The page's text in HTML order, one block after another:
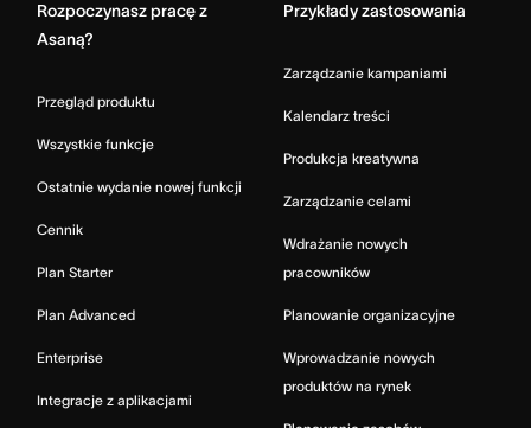
Rozpoczynasz pracę z
Asaną?
Przegląd produktu
Wszystkie funkcje
Ostatnie wydanie nowej funkcji
Cennik
Plan Starter
Plan Advanced
Enterprise
Integracje z aplikacjami
Przykłady zastosowania
Zarządzanie kampaniami
Kalendarz treści
Produkcja kreatywna
Zarządzanie celami
Wdrażanie nowych
pracowników
Planowanie organizacyjne
Wprowadzanie nowych
produktów na rynek